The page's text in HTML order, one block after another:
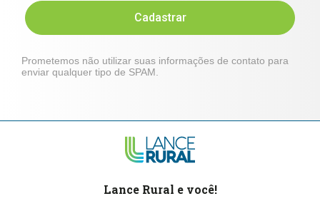
Cadastrar
Prometemos não utilizar suas informações de contato para
enviar qualquer tipo de SPAM.
Lance Rural e você!